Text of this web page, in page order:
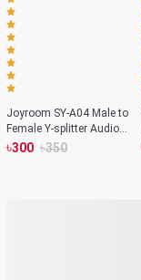
Joyroom SY-A04 Male to
Female Y-splitter Audio
Cable Support Voice Call
৳300 ৳350